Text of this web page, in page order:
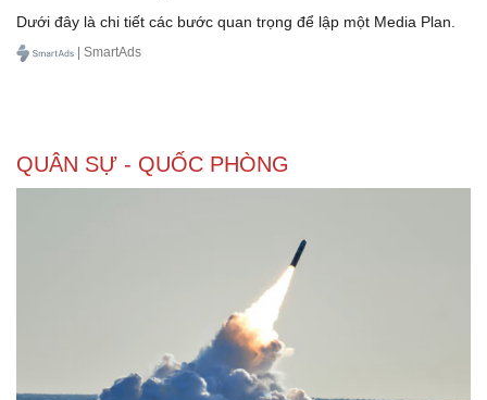
Dưới đây là chi tiết các bước quan trọng để lập một Media Plan.
| SmartAds
QUÂN SỰ - QUỐC PHÒNG